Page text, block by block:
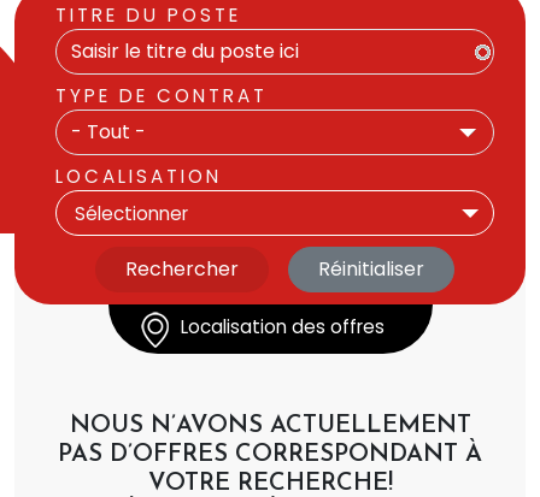
TITRE DU POSTE
TYPE DE CONTRAT
- Tout -
LOCALISATION
Sélectionner
Localisation des offres
NOUS N’AVONS ACTUELLEMENT
PAS D’OFFRES CORRESPONDANT À
VOTRE RECHERCHE!